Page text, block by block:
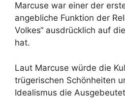
Marcuse war einer der
angebliche Funktion der
Volkes“ ausdrücklich auf
hat.
Laut Marcuse würde die
trügerischen Schönheiten
Idealismus die